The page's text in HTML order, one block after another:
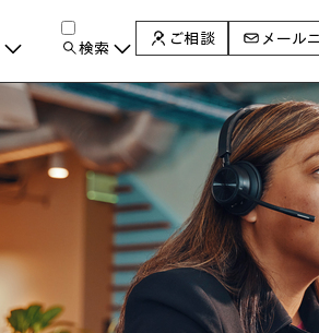
タグ
事例
イベントレ
AI PC
AIワークステ
Poly
WXP（DEXツ
検索 ご相談 メール